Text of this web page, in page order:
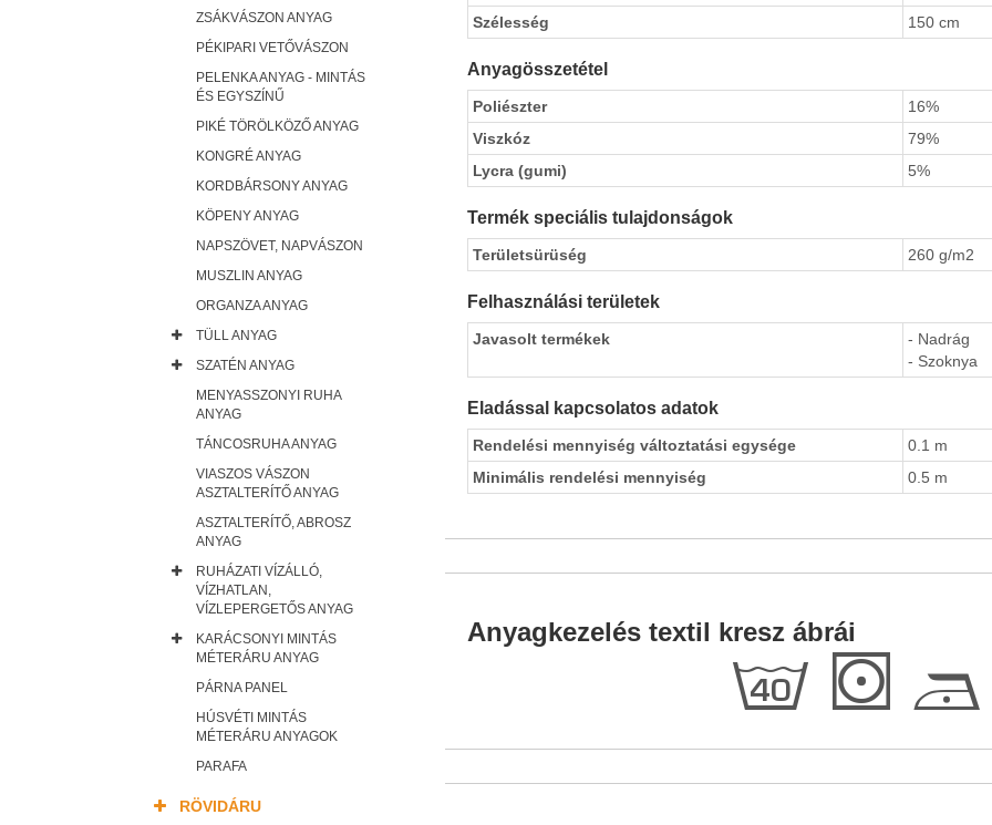
Szélesség
150 cm
Anyagösszetétel
Poliészter
16%
Viszkóz
79%
Lycra (gumi)
5%
Termék speciális tulajdonságok
Területsürüség 260 g/m2
Felhasználási területek
Javasolt termékek
- Nadrág
- Szoknya
Eladással kapcsolatos adatok
Rendelési mennyiség változtatási egysége
0.1 m
Minimális rendelési mennyiség
0.5 m
Anyagkezelés textil kresz ábrái
h S D
ZSÁKVÁSZON ANYAG
PÉKIPARI VETŐVÁSZON
PELENKA ANYAG - MINTÁS
ÉS EGYSZÍNŰ
PIKÉ TÖRÖLKÖZŐ ANYAG
KONGRÉ ANYAG
KORDBÁRSONY ANYAG
KÖPENY ANYAG
NAPSZÖVET, NAPVÁSZON
MUSZLIN ANYAG
ORGANZA ANYAG
TÜLL ANYAG
SZATÉN ANYAG
MENYASSZONYI RUHA
ANYAG
TÁNCOSRUHA ANYAG
VIASZOS VÁSZON
ASZTALTERÍTŐ ANYAG
ASZTALTERÍTŐ, ABROSZ
ANYAG
RUHÁZATI VÍZÁLLÓ,
VÍZHATLAN,
VÍZLEPERGETŐS ANYAG
KARÁCSONYI MINTÁS
MÉTERÁRU ANYAG
PÁRNA PANEL
HÚSVÉTI MINTÁS
MÉTERÁRU ANYAGOK
PARAFA
RÖVIDÁRU